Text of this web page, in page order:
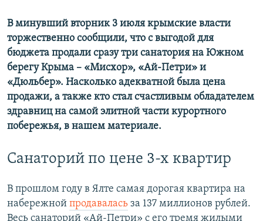
В минувший вторник 3 июля крымские власти
торжественно сообщили, что с выгодой для
бюджета продали сразу три санатория на Южном
берегу Крыма – «Мисхор», «Ай-Петри» и
«Дюльбер». Насколько адекватной была цена
продажи, а также кто стал счастливым обладателем
здравниц на самой элитной части курортного
побережья, в нашем материале.
Санаторий по цене 3-х квартир
В прошлом году в Ялте самая дорогая квартира на
набережной продавалась за 137 миллионов рублей.
Весь санаторий «Ай-Петри» с его тремя жилыми